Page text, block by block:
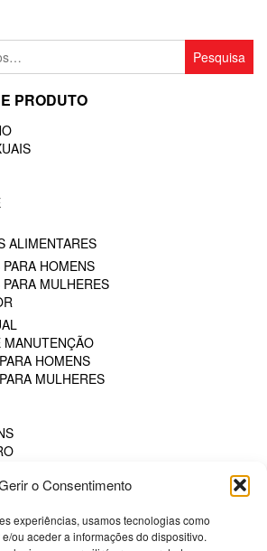
o Consentimento
experiências, usamos tecnologias como
ou aceder a informações do dispositivo.
Pesquisa
PRODUTO
ALIMENTARES
HOMENS
MULHERES
MANUTENÇÃO
HOMENS
MULHERES
COMESTÍVEL